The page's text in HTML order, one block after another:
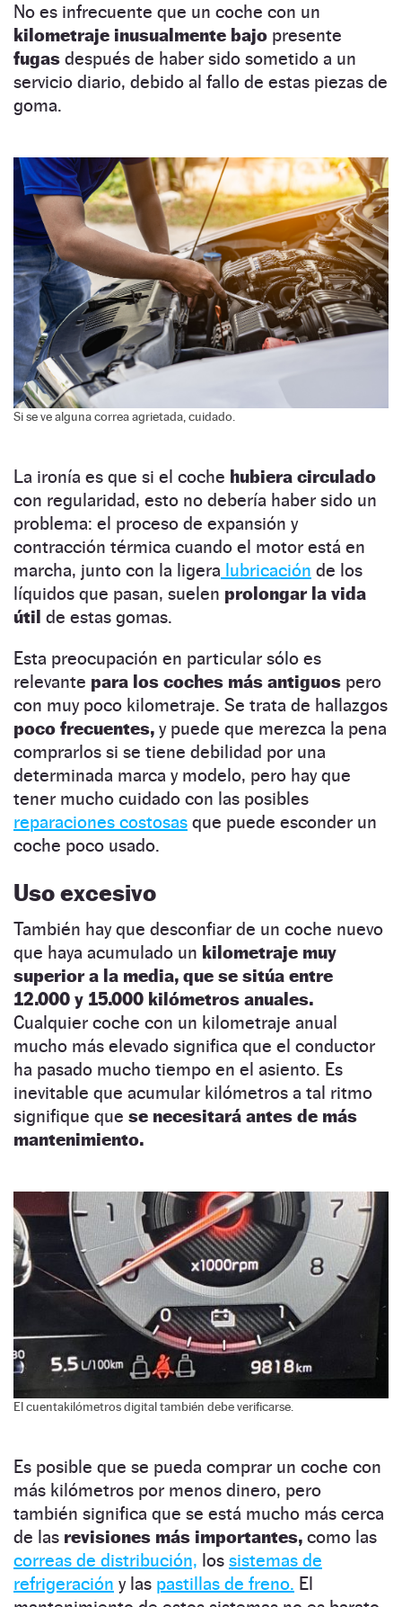
No es infrecuente que un coche con un
kilometraje inusualmente bajo presente
fugas después de haber sido sometido a un
servicio diario, debido al fallo de estas piezas de
goma.
Si se ve alguna correa agrietada, cuidado.
La ironía es que si el coche hubiera circulado
con regularidad, esto no debería haber sido un
problema: el proceso de expansión y
contracción térmica cuando el motor está en
marcha, junto con la ligera lubricación de los
líquidos que pasan, suelen prolongar la vida
útil de estas gomas.
Esta preocupación en particular sólo es
relevante para los coches más antiguos pero
con muy poco kilometraje. Se trata de hallazgos
poco frecuentes, y puede que merezca la pena
comprarlos si se tiene debilidad por una
determinada marca y modelo, pero hay que
tener mucho cuidado con las posibles
reparaciones costosas que puede esconder un
coche poco usado.
Uso excesivo
También hay que desconfiar de un coche nuevo
que haya acumulado un kilometraje muy
superior a la media, que se sitúa entre
12.000 y 15.000 kilómetros anuales.
Cualquier coche con un kilometraje anual
mucho más elevado significa que el conductor
ha pasado mucho tiempo en el asiento. Es
inevitable que acumular kilómetros a tal ritmo
signifique que se necesitará antes de más
mantenimiento.
El cuentakilómetros digital también debe verificarse.
Es posible que se pueda comprar un coche con
más kilómetros por menos dinero, pero
también significa que se está mucho más cerca
de las revisiones más importantes, como las
correas de distribución, los sistemas de
refrigeración y las pastillas de freno. El